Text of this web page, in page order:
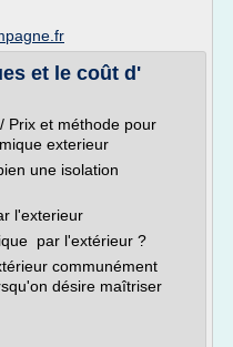
et le coût d'
Prix et méthode pour
exterieur
une isolation
l'exterieur
par l'extérieur ?
communément
désire maîtriser